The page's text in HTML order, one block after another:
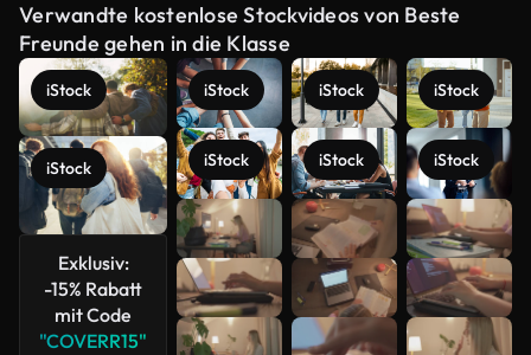
Verwandte kostenlose Stockvideos von Beste
Freunde gehen in die Klasse
iStock
iStock
Exklusiv:
-15% Rabatt
mit Code
"COVERR15"
iStock
iStock
iStock
iStock
iStock
iStock
Mehr
anzeigen